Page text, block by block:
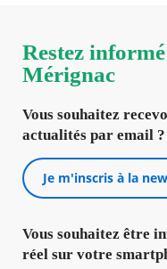
Restez
Mérignac
Vous souhaitez
actualités par email ?
Je m'inscris à la
Vous souhaitez être
réel sur votre